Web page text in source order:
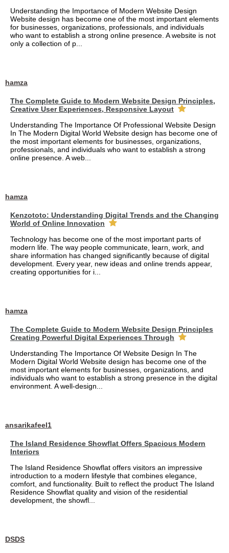
Understanding the Importance of Modern Website Design
Website design has become one of the most important elements
for businesses, organizations, professionals, and individuals
who want to establish a strong online presence. A website is not
only a collection of p...
hamza
The Complete Guide to Modern Website Design Principles,
Creative User Experiences, Responsive Layout
Understanding The Importance Of Professional Website Design
In The Modern Digital World Website design has become one of
the most important elements for businesses, organizations,
professionals, and individuals who want to establish a strong
online presence. A web...
hamza
Kenzototo: Understanding Digital Trends and the Changing
World of Online Innovation
Technology has become one of the most important parts of
modern life. The way people communicate, learn, work, and
share information has changed significantly because of digital
development. Every year, new ideas and online trends appear,
creating opportunities for i...
hamza
The Complete Guide to Modern Website Design Principles
Creating Powerful Digital Experiences Through
Understanding The Importance Of Website Design In The
Modern Digital World Website design has become one of the
most important elements for businesses, organizations, and
individuals who want to establish a strong presence in the digital
environment. A well-design...
ansarikafeel1
The Island Residence Showflat Offers Spacious Modern
Interiors
The Island Residence Showflat offers visitors an impressive
introduction to a modern lifestyle that combines elegance,
comfort, and functionality. Built to reflect the product The Island
Residence Showflat quality and vision of the residential
development, the showfl...
DSDS